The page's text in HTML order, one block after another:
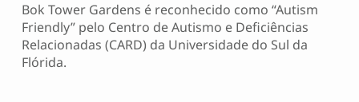
Bok Tower Gardens é reconhecido como “Autism
Friendly” pelo Centro de Autismo e Deficiências
Relacionadas (CARD) da Universidade do Sul da
Flórida.